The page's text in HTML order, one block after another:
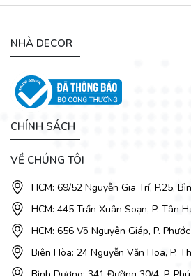
nhờ hệ thống ray trượt được trang bị
thể kéo dài mặt bàn về 2 phía, tăng
khách ghé thăm nhà.
NHÀ DECOR
CHÍNH SÁCH
VỀ CHÚNG TÔI
HCM: 69/52 Nguyễn Gia Trí, P.25,
HCM: 445 Trần Xuân Soạn, P. Tân
HCM: 656 Võ Nguyên Giáp, P.
Biên Hòa: 24 Nguyễn Văn Hoa, P.